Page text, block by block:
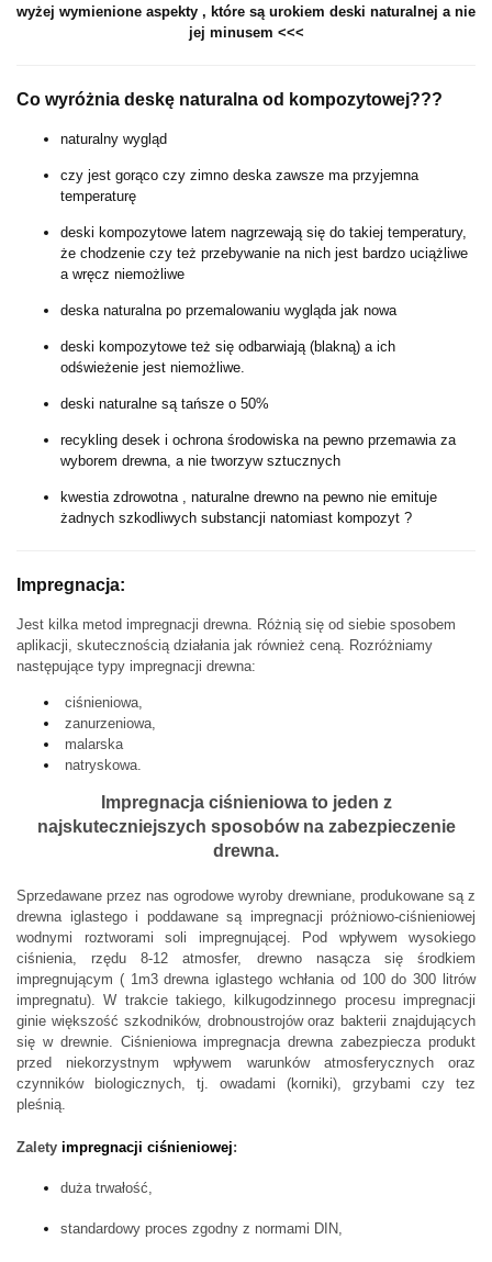
wyżej wymienione aspekty , które są urokiem deski naturalnej a nie
jej minusem <<<
Co wyróżnia deskę naturalna od kompozytowej???
naturalny wygląd
czy jest gorąco czy zimno deska zawsze ma przyjemna
temperaturę
deski kompozytowe latem nagrzewają się do takiej temperatury,
że chodzenie czy też przebywanie na nich jest bardzo uciążliwe
a wręcz niemożliwe
deska naturalna po przemalowaniu wygląda jak nowa
deski kompozytowe też się odbarwiają (blakną) a ich
odświeżenie jest niemożliwe.
deski naturalne są tańsze o 50%
recykling desek i ochrona środowiska na pewno przemawia za
wyborem drewna, a nie tworzyw sztucznych
kwestia zdrowotna , naturalne drewno na pewno nie emituje
żadnych szkodliwych substancji natomiast kompozyt ?
Impregnacja:
Jest kilka metod impregnacji drewna. Różnią się od siebie sposobem
aplikacji, skutecznością działania jak również ceną. Rozróżniamy
następujące typy impregnacji drewna:
ciśnieniowa,
zanurzeniowa,
malarska
natryskowa.
Impregnacja ciśnieniowa to jeden z
najskuteczniejszych sposobów na zabezpieczenie
drewna.
Sprzedawane przez nas ogrodowe wyroby drewniane, produkowane są z
drewna iglastego i poddawane są impregnacji próżniowo-ciśnieniowej
wodnymi roztworami soli impregnującej.
Pod wpływem wysokiego
ciśnienia, rzędu 8-12 atmosfer, drewno nasącza się środkiem
impregnującym ( 1m3 drewna iglastego wchłania od 100 do 300 litrów
impregnatu).W trakcie takiego, kilkugodzinnego procesu impregnacji
ginie większość szkodników, drobnoustrojów oraz bakterii znajdujących
się w drewnie. Ciśnieniowa impregnacja drewnazabezpiecza produkt
przed niekorzystnym wpływem warunków atmosferycznych oraz
czynników biologicznych, tj. owadami (korniki), grzybami czy tez
pleśnią.
Zalety impregnacji ciśnieniowej:
duża trwałość,
standardowy proces zgodny z normami DIN,